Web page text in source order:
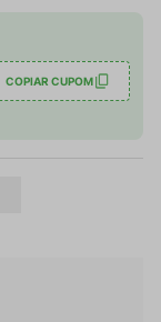
COPIAR CUPOM